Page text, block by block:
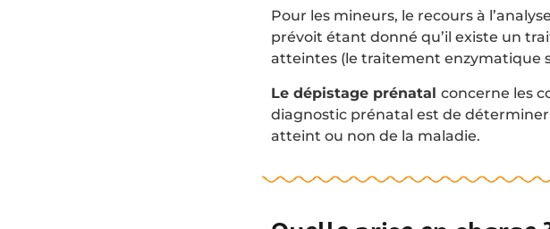
Pour les mineurs, le recours à
prévoit étant donné qu’il existe un
atteintes (le traitement enzymatique
Le dépistage prénatalconcerne les
diagnostic prénatal est de déterminer
atteint ou non de la maladie.